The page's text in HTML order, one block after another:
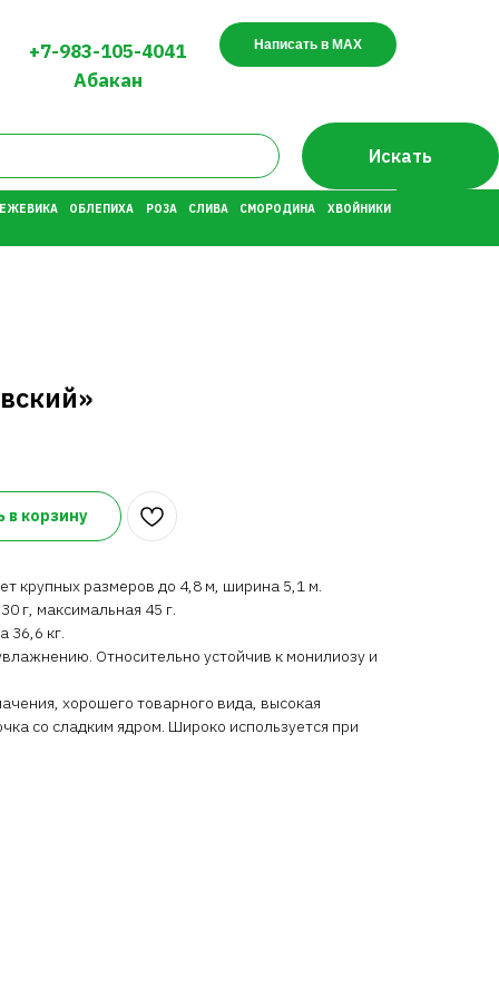
Написать в MAX
+7-983-105-4041
Абакан
Искать
ОБЛЕПИХА РОЗА СЛИВА СМОРОДИНА
ХВОЙНИКИ
в корзину
крупных размеров до 4,8 м, ширина 5,1 м.
г, максимальная 45 г.
36,6 кг.
Относительно ус­тойчив к монилиозу и
хорошего товарного вида, высокая
со сладким ядром. Широко используется при